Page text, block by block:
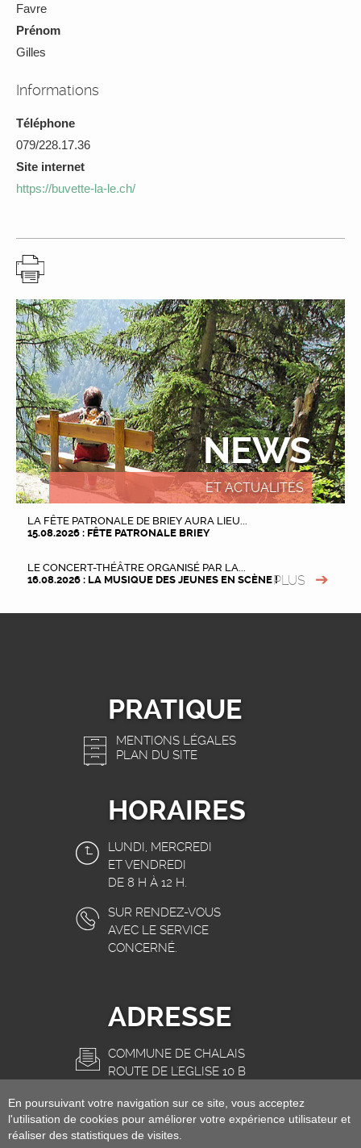
Favre
Prénom
Gilles
Informations
Téléphone
079/228.17.36
Site internet
https://buvette-la-le.ch/
NEWS
ET ACTUALITÉS
LA FÊTE PATRONALE DE BRIEY AURA LIEU...
15.08.2026 : FÊTE PATRONALE BRIEY
LE CONCERT-THÉÂTRE ORGANISÉ PAR LA...
16.08.2026 : LA MUSIQUE DES JEUNES EN SCÈNE !PLUS
PRATIQUE
MENTIONS LÉGALES
PLAN DU SITE
HORAIRES
LUNDI, MERCREDI
ET VENDREDI
DE 8 H À 12 H.
SUR RENDEZ-VOUS
AVEC LE SERVICE
CONCERNÉ.
ADRESSE
COMMUNE DE CHALAIS
ROUTE DE L'EGLISE 10 B
INFO@CHALAIS.CH
En poursuivant votre navigation sur ce site, vous acceptez
l'utilisation de cookies pour améliorer votre expérience utilisateur et
réaliser des statistiques de visites.